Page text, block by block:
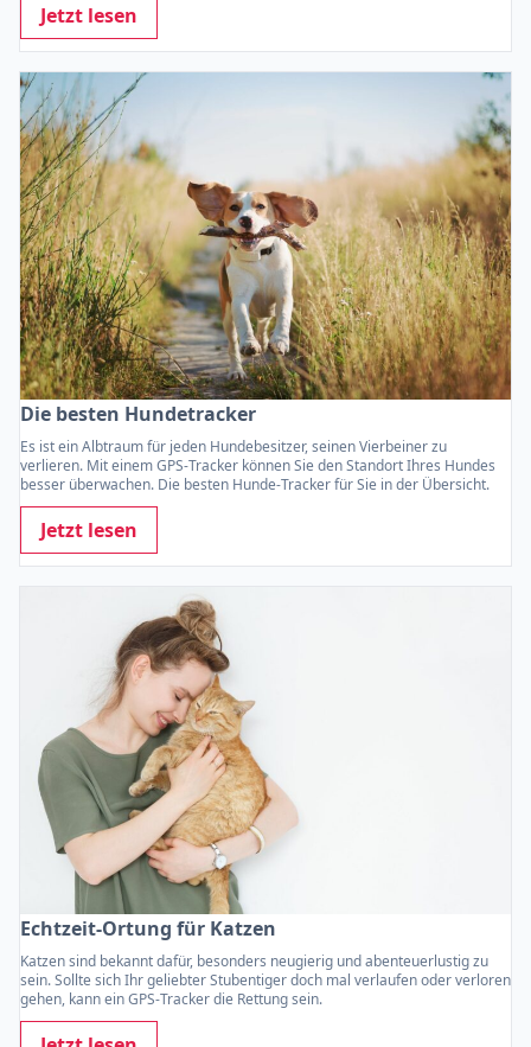
Jetzt lesen
Die besten Hundetracker
Es ist ein Albtraum für jeden Hundebesitzer, seinen Vierbeiner zu
verlieren. Mit einem GPS-Tracker können Sie den Standort Ihres Hundes
besser überwachen. Die besten Hunde-Tracker für Sie in der Übersicht.
Jetzt lesen
Echtzeit-Ortung für Katzen
Katzen sind bekannt dafür, besonders neugierig und abenteuerlustig zu
sein. Sollte sich Ihr geliebter Stubentiger doch mal verlaufen oder verloren
gehen, kann ein GPS-Tracker die Rettung sein.